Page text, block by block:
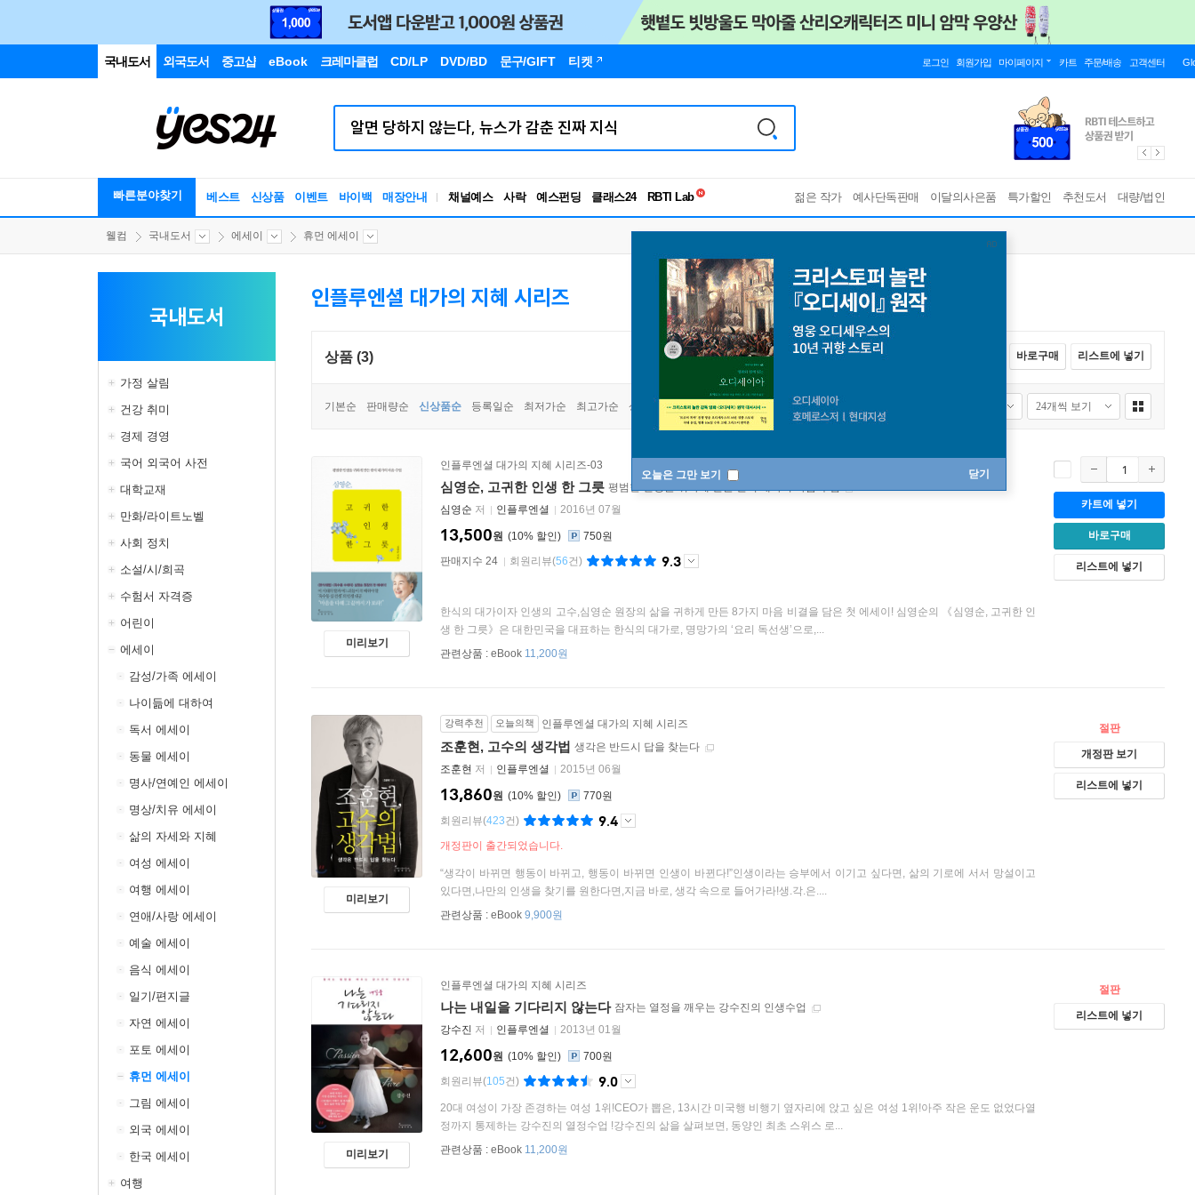
국내도서 외국도서 중고샵 eBook 크레마클럽 CD/LP DVD/BD 문구/GIFT 티켓 로그인 회원가입 마이페이지 카트 주문/배송 고객센터
빠른분야찾기 베스트 신상품 이벤트 바이백 매장안내 채널예스 사락 예스펀딩 클래스24
독서유형검사
젊은 작가 예사단독판매 이달의사은품 특가할인 추천도서 대량/법인
오늘은 그만 보기 닫기
웰컴 국내도서 에세이 휴먼 에세이
국내도서
가정 살림
건강 취미
경제 경영
국어 외국어 사전
대학교재
만화/라이트노벨
사회 정치
소설/시/희곡
수험서 자격증
어린이
에세이
감성/가족 에세이
나이듦에 대하여
독서 에세이
동물 에세이
명사/연예인 에세이
명상/치유 에세이
삶의 자세와 지혜
여성 에세이
여행 에세이
연애/사랑 에세이
예술 에세이
음식 에세이
일기/편지글
자연 에세이
포토 에세이
휴먼 에세이
그림 에세이
외국 에세이
한국 에세이
여행
인플루엔셜 대가의 지혜 시리즈
상품 (3) 전체선택 바로구매 리스트에 넣기
기본순 판매량순 신상품순 등록일순 최저가순 최고가순 상품명순
미리보기
인플루엔셜 대가의 지혜 시리즈-03
심영순, 고귀한 인생 한 그릇 평범한 인생을 귀하게 만든 한식 대가의 마음 수업
심영순 저 인플루엔셜 2016년 07월
10%
13,500원
750원
판매지수 24
회원리뷰(56건) 9.3
한식의 대가이자 인생의 고수,심영순 원장의 삶을 귀하게 만든 8가지 마음 비결을 담은 첫 에세이! 심영순의 《심영순, 고귀한 인
생 한 그릇》은 대한민국을 대표하는 한식의 대가로, 명망가의 ‘요리 독선생’으로,...
관련상품 : eBook 11,200원
카트에 넣기
바로구매
리스트에 넣기
미리보기
강력추천 오늘의책 인플루엔셜 대가의 지혜 시리즈
조훈현, 고수의 생각법 생각은 반드시 답을 찾는다
조훈현 저 인플루엔셜 2015년 06월
10%
13,860원
770원
회원리뷰(423건) 9.4
개정판이 출간되었습니다.
“생각이 바뀌면 행동이 바뀌고, 행동이 바뀌면 인생이 바뀐다!”인생이라는 승부에서 이기고 싶다면, 삶의 기로에 서서 망설이고
있다면,나만의 인생을 찾기를 원한다면,지금 바로, 생각 속으로 들어가라!생.각.은....
관련상품 : eBook 9,900원
절판
개정판 보기
리스트에 넣기
미리보기
인플루엔셜 대가의 지혜 시리즈
나는 내일을 기다리지 않는다 잠자는 열정을 깨우는 강수진의 인생수업
강수진 저 인플루엔셜 2013년 01월
10%
12,600원
700원
회원리뷰(105건) 9.0
20대 여성이 가장 존경하는 여성 1위!CEO가 뽑은, 13시간 미국행 비행기 옆자리에 앉고 싶은 여성 1위!아주 작은 운도 없었다열
정까지 통제하는 강수진의 열정수업 !강수진의 삶을 살펴보면, 동양인 최초 스위스 로...
관련상품 : eBook 11,200원
절판
리스트에 넣기